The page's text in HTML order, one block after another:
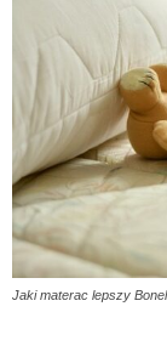
Jaki materac lepszy